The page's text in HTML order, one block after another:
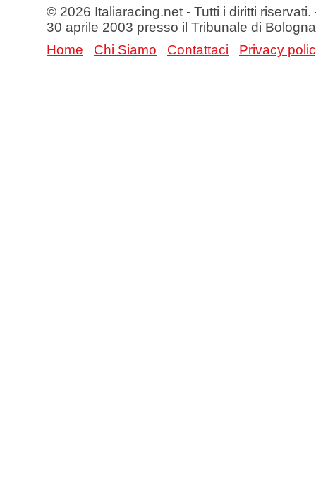
© 2026 Italiaracing.net - Tutti i diritti
30 aprile 2003 presso il Tribunale di Bologna
Home
Chi Siamo Contattaci Privacy